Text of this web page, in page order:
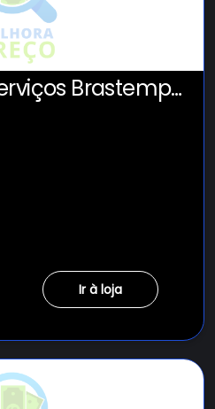
Brastemp
Ir à loja